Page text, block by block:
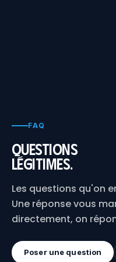
FAQ
Questions
légitimes.
Les questions qu'on
Une réponse vous
directement, on
Poser une question